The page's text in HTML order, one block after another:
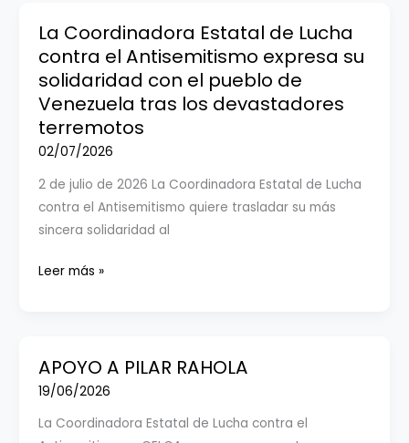
Lucha
contra
el
Antisemitismo
condena
con
máxima
firmeza
el
terrorista
celebración
del
Orgullo
LGTBI
La Coordinadora Estatal de Lucha
contra el Antisemitismo expresa su
solidaridad con el pueblo de
Venezuela tras los devastadores
terremotos
02/07/2026
2 de julio de 2026 La Coordinadora Estatal de Lucha
contra el Antisemitismo quiere trasladar su más
sincera solidaridad al
La
Lucha
contra
Antisemitismo
Leer más »
APOYO A PILAR RAHOLA
19/06/2026
La Coordinadora Estatal de Lucha contra el